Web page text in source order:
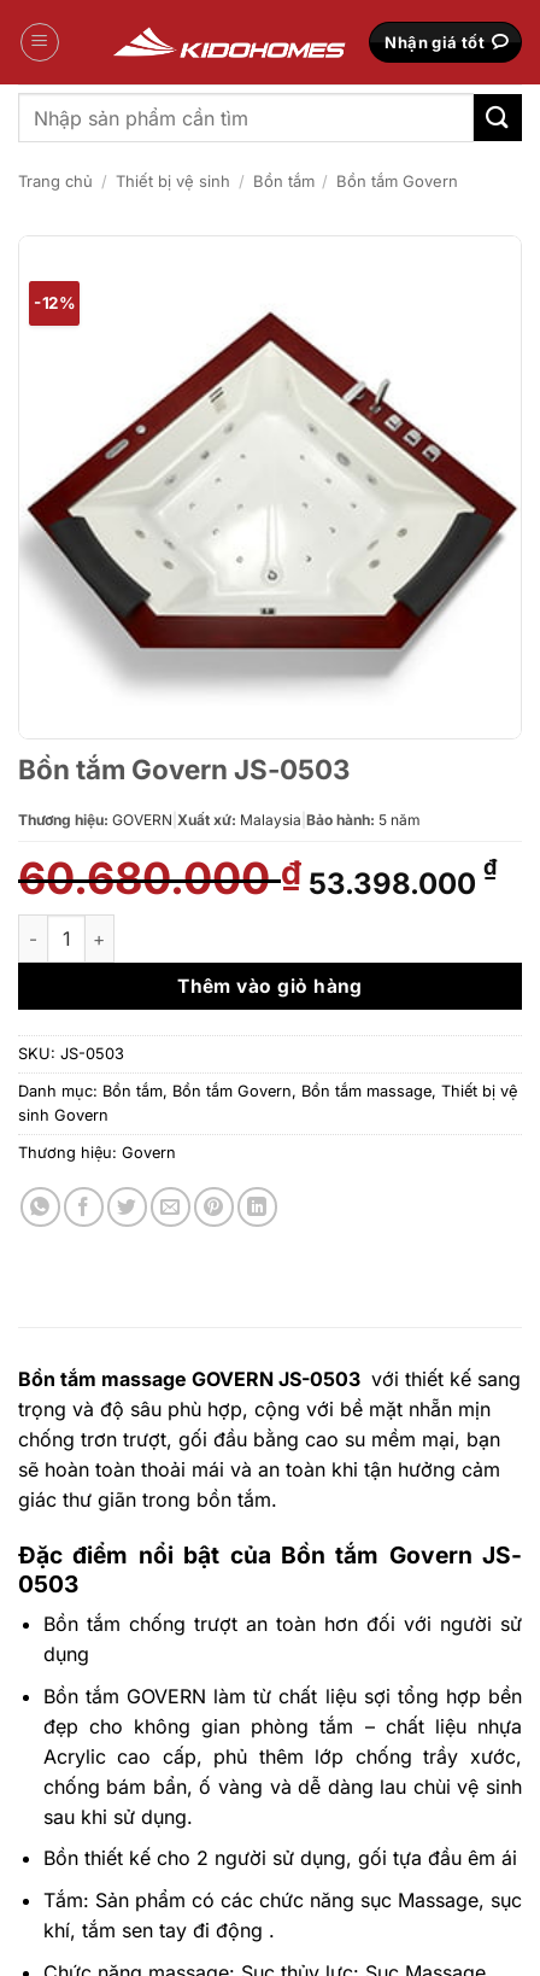
qua
Nhận giá tốt
Tìm
kiếm:
Trang chủ / Thiết bị vệ sinh / Bồn tắm / Bồn tắm Govern
-12%
Bồn tắm Govern JS-0503
Thương hiệu: GOVERN Xuất xứ: Malaysia Bảo hành: 5 năm
60.680.000₫ Giá
gốc
60.680.000 ₫.
53.398.000 ₫
là:
Bồn tắm Govern JS-0503 số lượng
Thêm vào giỏ hàng
SKU: JS-0503
Danh mục: Bồn tắm, Bồn tắm Govern, Bồn tắm massage, Thiết bị vệ
sinh Govern
Thương hiệu: Govern
Bồn tắm massage GOVERN JS-0503 với thiết kế sang
trọng và độ sâu phù hợp, cộng với bề mặt nhẵn mịn
chống trơn trượt, gối đầu bằng cao su mềm mại, bạn
sẽ hoàn toàn thoải mái và an toàn khi tận hưởng cảm
giác thư giãn trong bồn tắm.
Đặc điểm nổi bật của Bồn tắm Govern JS-
0503
Bồn tắm chống trượt an toàn hơn đối với người sử
dụng
Bồn tắm GOVERN làm từ chất liệu sợi tổng hợp bền
đẹp cho không gian phòng tắm – chất liệu nhựa
Acrylic cao cấp, phủ thêm lớp chống trầy xước,
chống bám bẩn, ố vàng và dễ dàng lau chùi vệ sinh
sau khi sử dụng.
Bồn thiết kế cho 2 người sử dụng, gối tựa đầu êm ái
Tắm: Sản phẩm có các chức năng sục Massage, sục
khí, tắm sen tay đi động .